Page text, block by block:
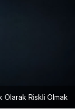
Olarak Riskli Olmak